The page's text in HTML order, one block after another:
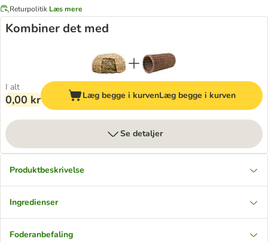
Returpolitik Læs mere
Kombiner det med
I alt
0,00 kr Læg begge i kurvenLæg begge i kurven
Se detaljer
Produktbeskrivelse
Ingredienser
Foderanbefaling